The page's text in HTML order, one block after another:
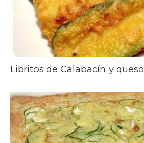
Libritos de Calabacín y queso